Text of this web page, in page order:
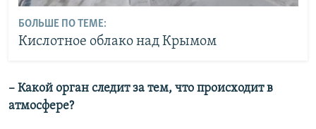
БОЛЬШЕ ПО ТЕМЕ:
Кислотное облако над Крымом
– Какой орган следит за тем, что происходит в
атмосфере?